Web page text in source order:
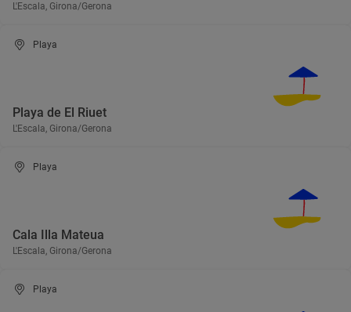
L'Escala, Girona/Gerona
Playa
Playa de El Riuet
L'Escala, Girona/Gerona
Playa
Cala Illa Mateua
L'Escala, Girona/Gerona
Playa